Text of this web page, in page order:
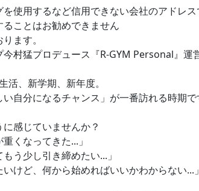
使用するなど信用できない会社のアドレス
ることはお勧めできません
ます。
村猛プロデュース『R-GYM Personal』運
活、新学期、新年度。
自分になるチャンス」が一番訪れる時期で
感じていませんか？
くなってきた...」
もう少し引き締めたい...」
いけど、何から始めればいいかわからない...」